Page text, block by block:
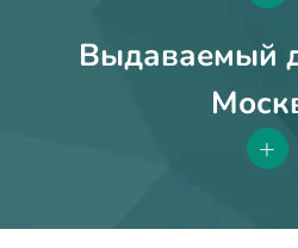
Выдаваемый
+